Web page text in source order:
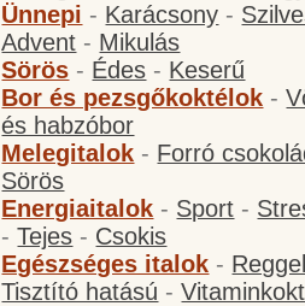
Ünnepi - Karácsony -
Advent - Mikulás
Sörös - Édes - Keserű
Bor és pezsgőkoktélok -
és habzóbor
Melegitalok - Forró
Sörös
Energiaitalok - Sport -
-Tejes - Csokis
Egészséges italok -
Tisztító hatású -